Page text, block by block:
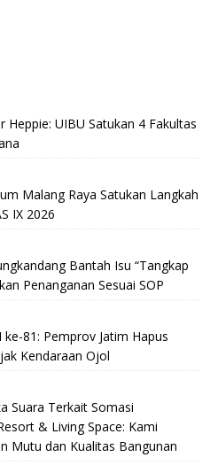
Heppie: UIBU Satukan 4 Fakultas
Malang Raya Satukan Langkah
IX 2026
Bantah Isu “Tangkap
Penanganan Sesuai SOP
ke-81: Pemprov Jatim Hapus
Kendaraan Ojol
Suara Terkait Somasi
& Living Space: Kami
Mutu dan Kualitas Bangunan